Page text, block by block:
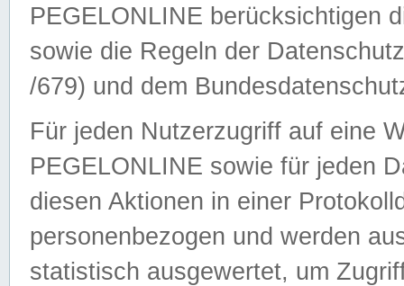
PEGELONLINE berücksichtigen
sowie die Regeln der
/679) und dem
Für jeden Nutzerzugriff auf eine
PEGELONLINE sowie für jeden
diesen Aktionen in einer
personenbezogen und werden
statistisch ausgewertet, um